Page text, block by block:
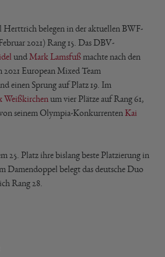
Herttrich belegen in der aktuellen BWF-
2021) Rang 15. Das DBV-
undMark Lamsfuß machte nach den
2021 European Mixed Team
einen Sprung auf Platz 19. Im
Weißkirchen um vier Plätze auf Rang 61,
seinem Olympia-Konkurrenten Kai
25. Platz ihre bislang beste Platzierung in
Damendoppel belegt das deutsche Duo
Rang 28.